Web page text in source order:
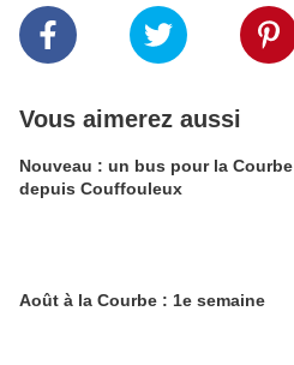
Vous aimerez aussi
Nouveau : un bus pour la Courbe
depuis Couffouleux
Août à la Courbe : 1e semaine